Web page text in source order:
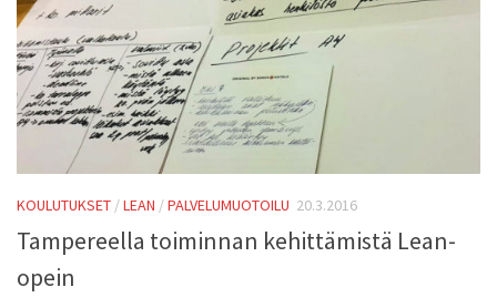
KOULUTUKSET /LEAN /PALVELUMUOTOILU 20.3.2016
Tampereella toiminnan kehittämistä Lean-
opein